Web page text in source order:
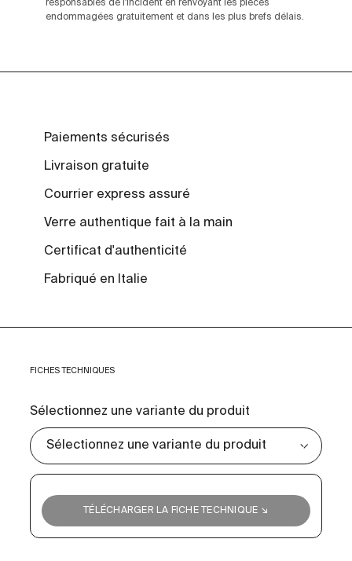
responsables de l'incident en renvoyant les pièces
endommagées gratuitement et dans les plus brefs délais.
Paiements sécurisés
Livraison gratuite
Courrier express assuré
Verre authentique fait à la main
Certificat d'authenticité
Fabriqué en Italie
FICHES TECHNIQUES
Sélectionnez une variante du produit
TÉLÉCHARGER LA FICHE TECHNIQUE ↘